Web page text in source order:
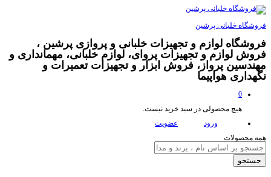
فروشگاه خلبانی پرشین
فروشگاه لوازم و تجهیزات خلبانی و پروازی پرشین ،
فروش لوازم و تجهیزات پروای، لوازم خلبانی، مهمانداری و
مهندسین پرواز، فروش ابزار و تجهیزات تعمیرات و
نگهداری هواپیما
0
هیچ محصولی در سبد خرید نیست.
ورود
عضویت
همه محصولات
جستجو